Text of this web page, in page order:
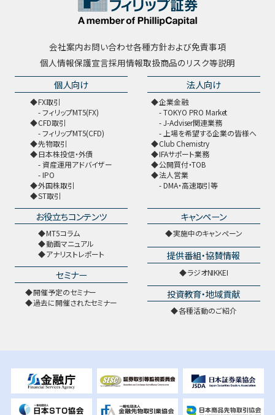
会社案内お問い合わせ各種方針および免責事項
個人情報保護宣言採用情報取扱商品のリスク等説明
個人向け
FX取引
フィリップMT5(FX)
CFD取引
フィリップMT5(CFD)
先物取引
日本株投信・外債
資産運用アドバイザー
IPO
外国株取引
ST取引
法人向け
企業金融
TOKYO PRO Market
J-Adviser関連業務
上場を希望する企業の皆様へ
Club Chemistry
IFAサポート業務
公開買付・TOB
法人営業
DMA・高速取引等
お役立ちコンテンツ
MT5コラム
動画マニュアル
アナリストレポート
セミナー
開催予定のセミナー
過去に開催されたセミナー
キャンペーン
実施中のキャンペーン
提供番組・協賛情報
ラジオNIKKEI
投資教育・地域貢献
各種活動のご紹介